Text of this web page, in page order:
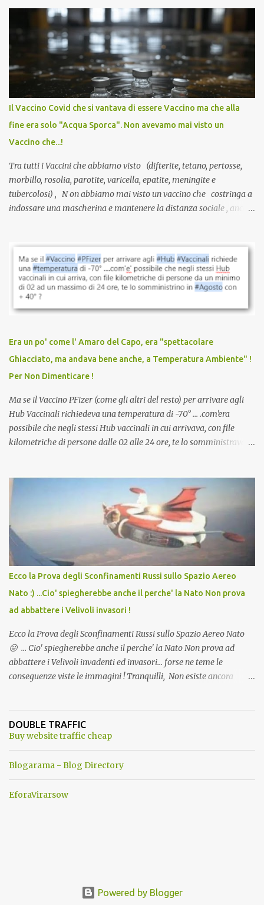
pandemia. Un interrogativo che dovrebbe scuotere chiunque abbia
ancora il coraggio di pensare con la propria testa. Per il vaccino
anti-Covid, un pro-farmaco, con autorizzazione condizionata,
sviluppato in tempi record, con tecnologie mai utilizzate prima su
larga scala, ancora oggetto di studio e di discussione
internazionale serve solo una firma. La tua. Lo si somministra
anche a persone sane, giovani, senza fattori di rischio, spesso già
serve una prescrizione. Non c’è diagnosi. Non c’è presa in carico.
L’unico atto richiesto è una fi...
Il Vaccino Covid che si vantava di essere Vaccino ma che alla
fine era solo "Acqua Sporca". Non avevamo mai visto un
Vaccino che...!
Tra tutti i Vaccini che abbiamo visto (difterite, tetano, pertosse,
morbillo, rosolia, parotite, varicella, epatite, meningite e
tubercolosi) , N on abbiamo mai visto un vaccino che costringa a
indossare una mascherina e mantenere la distanza sociale , anche
vaccinazione. Non avevamo mai sentito parlare di ricompense,
sconti, incentivi per vaccinarsi. Non avevamo mai visto
discriminazioni per coloro che non l’hanno fatto. Se non sei stato
vaccinato, nessuno aveva prima cercato di farti sentire una
persona cattiva. Non avevamo mai visto un vaccino che minacci le
vaccino usato per minacciare i mezzi di sussistenza, il lavoro o la
scuola. Non avevamo mai visto un vaccino che permettesse a un
dodicenne di ignorare il consenso dei genitori. Dopo tutti i vaccini
che abbiamo elencato sopra...
Era un po' come l' Amaro del Capo, era "spettacolare
Ghiacciato, ma andava bene anche, a Temperatura Ambiente" !
Per Non Dimenticare !
Ma se il Vaccino PFizer (come gli altri del resto) per arrivare agli
Hub Vaccinali richiedeva una temperatura di -70° ... .com'era
possibile che negli stessi Hub vaccinali in cui arrivava, con file
kilometriche di persone dalle 02 alle 24 ore, te lo somministravano
Vaccino come: l' Amaro del Capo, era "spettacolare Ghiacciato, ma
andava bene anche, a Temperatura Ambiente"! Riproponiamo
l'articolo per NON Dimenticare!
Ecco la Prova degli Sconfinamenti Russi sullo Spazio Aereo
Nato :) ...Cio' spiegherebbe anche il perche' la Nato Non prova
ad abbattere i Velivoli invasori !
Ecco la Prova degli Sconfinamenti Russi sullo Spazio Aereo Nato
😛 ... Cio' spiegherebbe anche il perche' la Nato Non prova ad
abbattere i Velivoli invadenti ed invasori... forse ne teme le
conseguenze viste le immagini ! Tranquilli, Non esiste ancora
ancora una fantasia Nato o forse una "False Flag", per provocare
una guerra mondiale che difficilmente da menti sane, potrebbe
DOUBLE TRAFFIC
Buy website traffic cheap
Blogarama - Blog Directory
EforaVirarsow
Powered by Blogger